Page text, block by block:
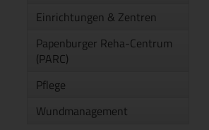
Einrichtungen & Zentren
Papenburger Reha-Centrum
(PARC)
Pflege
Wundmanagement